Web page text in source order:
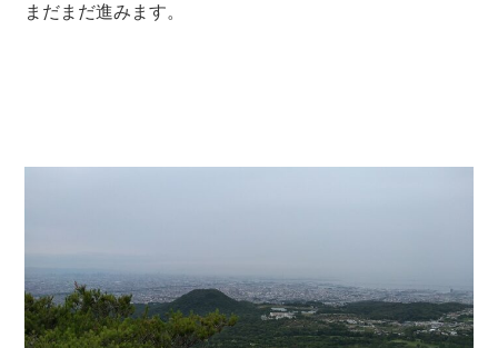
まだまだ進みます。